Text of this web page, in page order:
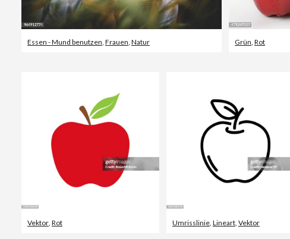
Essen - Mund benutzen, Frauen, Natur Grün,Rot
Vektor, Rot Umrisslinie, Lineart, Vektor